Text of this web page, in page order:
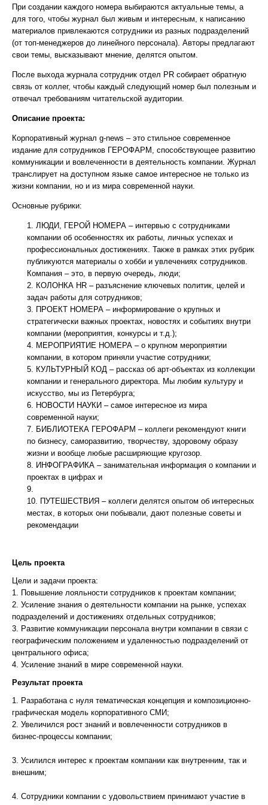
При создании каждого номера выбираются актуальные темы, а
для того, чтобы журнал был живым и интересным, к написанию
материалов привлекаются сотрудники из разных подразделений
(от топ-менеджеров до линейного персонала). Авторы предлагают
свои темы, высказывают мнение, делятся опытом.
После выхода журнала сотрудник отдел PR собирает обратную
связь от коллег, чтобы каждый следующий номер был полезным и
отвечал требованиям читательской аудитории.
Описание проекта:
Корпоративный журнал g-news – это стильное современное
издание для сотрудников ГЕРОФАРМ, способствующее развитию
коммуникации и вовлеченности в деятельность компании. Журнал
транслирует на доступном языке самое интересное не только из
жизни компании, но и из мира современной науки.
Основные рубрики:
ЛЮДИ, ГЕРОЙ НОМЕРА – интервью с сотрудниками
компании об особенностях их работы, личных успехах и
профессиональных достижениях. Также в рамках этих рубрик
публикуются материалы о хобби и увлечениях сотрудников.
Компания – это, в первую очередь, люди;
КОЛОНКА HR – разъяснение ключевых политик, целей и
задач работы для сотрудников;
ПРОЕКТ НОМЕРА – информирование о крупных и
стратегически важных проектах, новостях и событиях внутри
компании (мероприятия, конкурсы и т.д.);
МЕРОПРИЯТИЕ НОМЕРА – о крупном мероприятии
компании, в котором приняли участие сотрудники;
КУЛЬТУРНЫЙ КОД – рассказ об арт-объектах из коллекции
компании и генерального директора. Мы любим культуру и
искусство, мы из Петербурга;
НОВОСТИ НАУКИ – самое интересное из мира
современной науки;
БИБЛИОТЕКА ГЕРОФАРМ – коллеги рекомендуют книги
по бизнесу, саморазвитию, творчеству, здоровому образу
жизни и вообще любые расширяющие кругозор.
ИНФОГРАФИКА – занимательная информация о компании и
проектах в цифрах и
ПУТЕШЕСТВИЯ – коллеги делятся опытом об интересных
местах, в которых они побывали, дают полезные советы и
рекомендации
Цель проекта
Цели и задачи проекта:
1. Повышение лояльности сотрудников к проектам компании;
2. Усиление знания о деятельности компании на рынке, успехах
подразделений и достижениях отдельных сотрудников;
3. Развитие коммуникации персонала внутри компании в связи с
географическим положением и удаленностью подразделений от
центрального офиса;
4. Усиление знаний в мире современной науки.
Результат проекта
1. Разработана с нуля тематическая концепция и композиционно-
графическая модель корпоративного СМИ;
2. Увеличился рост знаний и вовлеченности сотрудников в
бизнес-процессы компании;
3. Усилился интерес к проектам компании как внутренним, так и
внешним;
4. Сотрудники компании с удовольствием принимают участие в